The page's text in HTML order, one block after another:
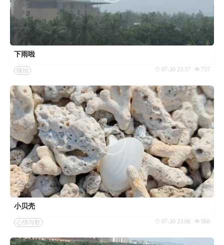
下雨啦
随拍 07-30 23:57 737
小贝壳
心情与歌 07-30 23:06 968